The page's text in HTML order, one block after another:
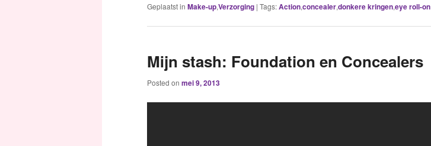
Geplaatst in Make-up,Verzorging | Tags:Action,concealer,donkere kringen,eye roll-on
Mijn stash: Foundation en Concealers
Posted on mei 9, 2013